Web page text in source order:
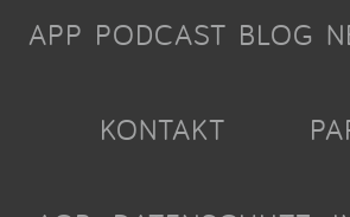
APP PODCAST BLOG
KONTAKT